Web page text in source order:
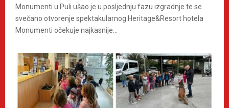
Monumenti u Puli ušao je u posljednju fazu izgradnje te se
svečano otvorenje spektakularnog Heritage&Resort hotela
Monumenti očekuje najkasnije...